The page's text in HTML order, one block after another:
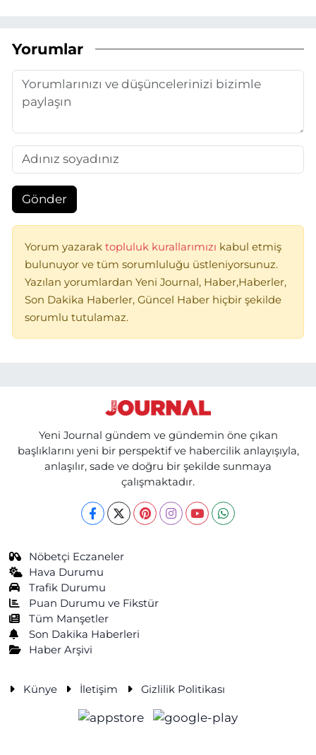
Yorumlar
Gönder
Yorum yazarak topluluk kurallarımızı kabul etmiş
bulunuyor ve tüm sorumluluğu üstleniyorsunuz.
Yazılan yorumlardan Yeni Journal, Haber,Haberler,
Son Dakika Haberler, Güncel Haber hiçbir şekilde
sorumlu tutulamaz.
Yeni Journal gündem ve gündemin öne çıkan
başlıklarını yeni bir perspektif ve habercilik anlayışıyla,
anlaşılır, sade ve doğru bir şekilde sunmaya
çalışmaktadır.
Nöbetçi Eczaneler
Hava Durumu
Trafik Durumu
Puan Durumu ve Fikstür
Tüm Manşetler
Son Dakika Haberleri
Haber Arşivi
Künye İletişim Gizlilik Politikası